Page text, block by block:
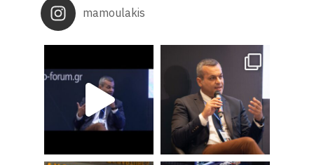
mamoulakis